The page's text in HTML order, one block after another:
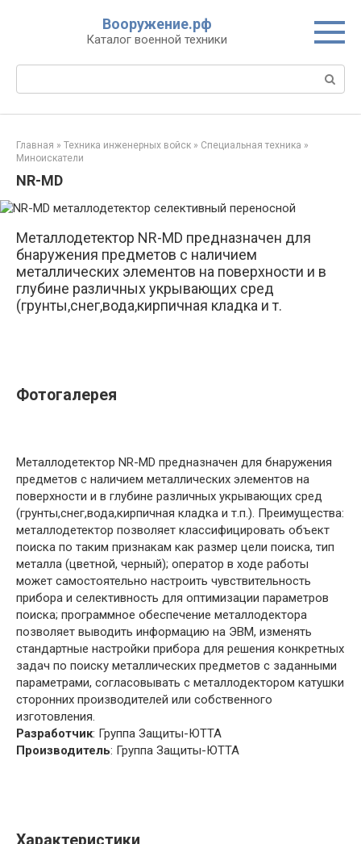
Вооружение.рф
Каталог военной техники
Поиск:
Главная » Техника инженерных войск » Специальная техника »
Миноискатели
NR-MD
Металлодетектор NR-MD предназначен для
бнаружения предметов с наличием
металлических элементов на поверхности и в
глубине различных укрывающих сред
(грунты,снег,вода,кирпичная кладка и т.
Фотогалерея
Металлодетектор NR-MD предназначен для бнаружения
предметов с наличием металлических элементов на
поверхности и в глубине различных укрывающих сред
(грунты,снег,вода,кирпичная кладка и т.п.). Преимущества:
металлодетектор позволяет классифицировать объект
поиска по таким признакам как размер цели поиска, тип
металла (цветной, черный); оператор в ходе работы
может самостоятельно настроить чувствительность
прибора и селективность для оптимизации параметров
поиска; программное обеспечение металлодектора
позволяет выводить информацию на ЭВМ, изменять
стандартные настройки прибора для решения конкретных
задач по поиску металлических предметов с заданными
параметрами, согласовывать с металлодектором катушки
сторонних производителей или собственного
изготовления.
Разработчик: Группа Защиты-ЮТТА
Производитель: Группа Защиты-ЮТТА